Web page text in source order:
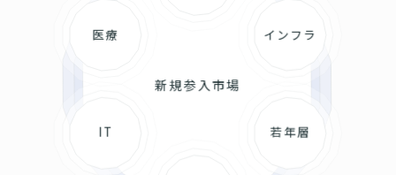
新規参入市場
インフラ
若年層
IT
医療